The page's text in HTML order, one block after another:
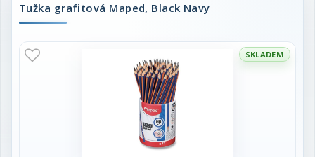
Tužka grafitová Maped, Black Navy
SKLADEM